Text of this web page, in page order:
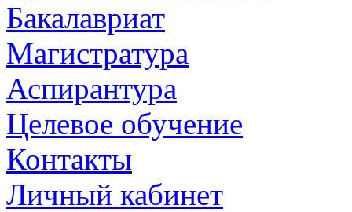
Бакалавриат
Магистратура
Аспирантура
Целевое обучение
Контакты
Личный кабинет